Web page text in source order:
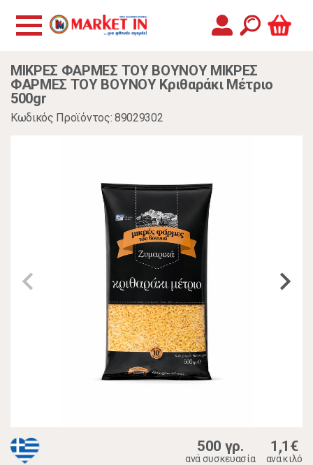
ΜΙΚΡΕΣ ΦΑΡΜΕΣ ΤΟΥ ΒΟΥΝΟΥ ΜΙΚΡΕΣ
ΦΑΡΜΕΣ ΤΟΥ ΒΟΥΝΟΥ Κριθαράκι Μέτριο
500gr
Κωδικός Προϊόντος: 89029302
500 γρ.
ανά συσκευασία
1,1€
ανά κιλό